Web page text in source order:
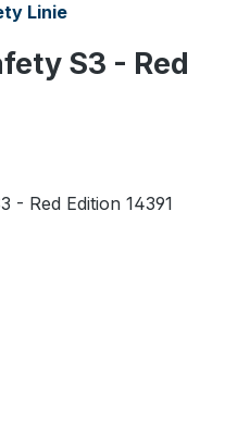
Linie
S3 - Red